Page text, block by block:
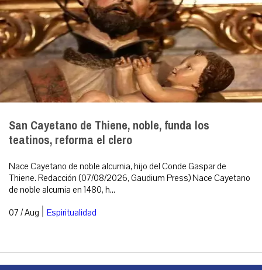
San Cayetano de Thiene, noble, funda los
teatinos, reforma el clero
Nace Cayetano de noble alcurnia, hijo del Conde Gaspar de
Thiene. Redacción (07/08/2026, Gaudium Press) Nace Cayetano
de noble alcurnia en 1480, h...
07 / Aug | Espiritualidad